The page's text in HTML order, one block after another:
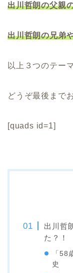
出川哲朗の父親
出川哲朗の兄弟
以上３つのテー
どうぞ最後まで
[quads id=1]
出川哲
た？！
「58
史